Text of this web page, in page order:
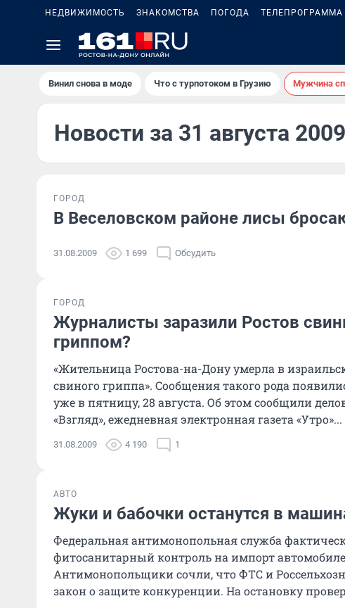
НЕДВИЖИМОСТЬ ЗНАКОМСТВА ПОГОДА ТЕЛЕПРОГРАММА
Винил снова в моде Что с турпотоком в Грузию Мужчина
Новости за 31 августа
ГОРОД
В Веселовском районе лисы
31.08.2009 1 699 Обсудить
ГОРОД
Журналисты заразили Ростов
гриппом?
«Жительница Ростова-на-Дону умерла в
свиного гриппа». Сообщения такого рода
уже в пятницу, 28 августа. Об этом сообщили
«Взгляд», ежедневная электронная газета «Утро»...
31.08.2009 4 190 1
АВТО
Жуки и бабочки останутся в
Федеральная антимонопольная служба
фитосанитарный контроль на импорт
Антимонопольщики сочли, что ФТС и
закон о защите конкуренции. На остановку